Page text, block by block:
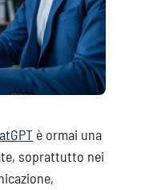
è ormai una
soprattutto nei